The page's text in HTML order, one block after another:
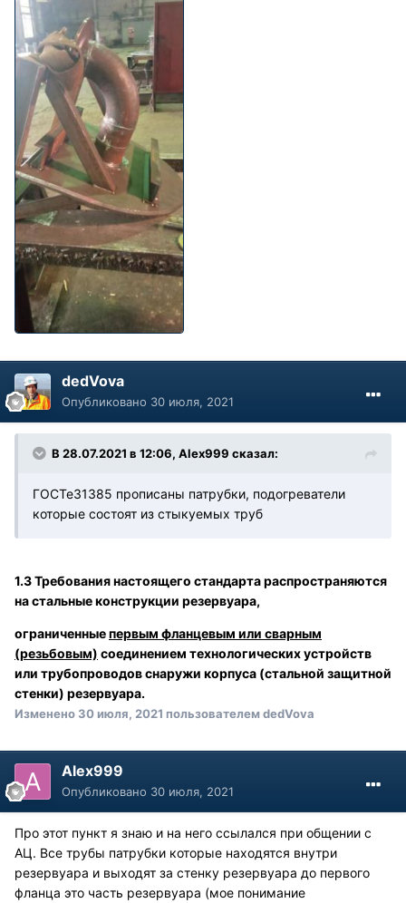
dedVova
Опубликовано 30 июля, 2021
В 28.07.2021 в 12:06, Alex999 сказал:
ГОСТе31385 прописаны патрубки, подогреватели
которые состоят из стыкуемых труб
1.3 Требования настоящего стандарта распространяются
на стальные конструкции резервуара,
ограниченныепервым фланцевым или сварным
(резьбовым) соединением технологических устройств
или трубопроводов снаружи корпуса (стальной защитной
стенки) резервуара.
Изменено 30 июля, 2021 пользователем dedVova
Alex999
Опубликовано 30 июля, 2021
Про этот пункт я знаю и на него ссылался при общении с
АЦ. Все трубы патрубки которые находятся внутри
резервуара и выходят за стенку резервуара до первого
фланца это часть резервуара (мое понимание